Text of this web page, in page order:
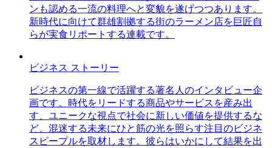
ンも認める一流の料理へと変貌を遂げつつあります。
新時代に向けて群雄割拠する街のラーメン店を巨匠自
らが実食リポートする連載です。
ビジネス ストーリー
ビジネスの第一線で活躍する著名人のインタビュー企
画です。時代をリードする商品やサービスを産み出
す、ユニークな視点で社会に新しい価値を提供するな
ど、混迷する未来にひと筋の光を照らす注目のビジネ
スピープルを取材します。彼らはいかにして結果を出